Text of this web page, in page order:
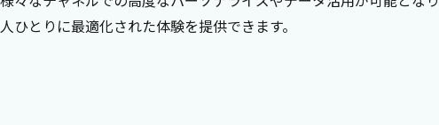
人ひとりに最適化された体験を提供できます。